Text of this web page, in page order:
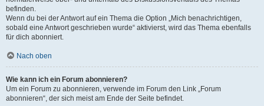
befinden.
Wenn du bei der Antwort auf ein Thema die Option „Mich benachrichtigen,
sobald eine Antwort geschrieben wurde“ aktivierst, wird das Thema ebenfalls
für dich abonniert.
Nach oben
Wie kann ich ein Forum abonnieren?
Um ein Forum zu abonnieren, verwende im Forum den Link „Forum
abonnieren“, der sich meist am Ende der Seite befindet.